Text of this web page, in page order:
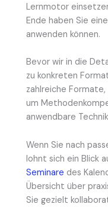
Lernmotor
Ende haben Sie
anwenden können.
Bevor wir in die
zu konkreten
zahlreiche
um
anwendbare
Wenn Sie nach
lohnt sich ein Blick
Seminare des
Übersicht über
Sie gezielt